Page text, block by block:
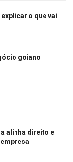
explicar o que vai
goiano
alinha direito e